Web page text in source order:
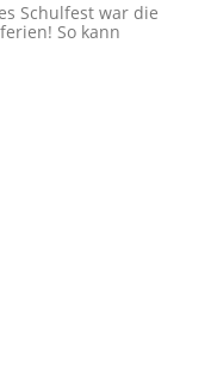
Schulfest war die
So kann